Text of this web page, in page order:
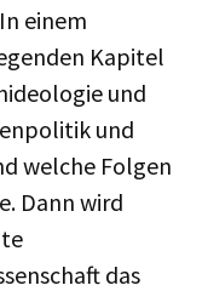
einem
Kapitel
und
und
welche Folgen
Dann wird
das